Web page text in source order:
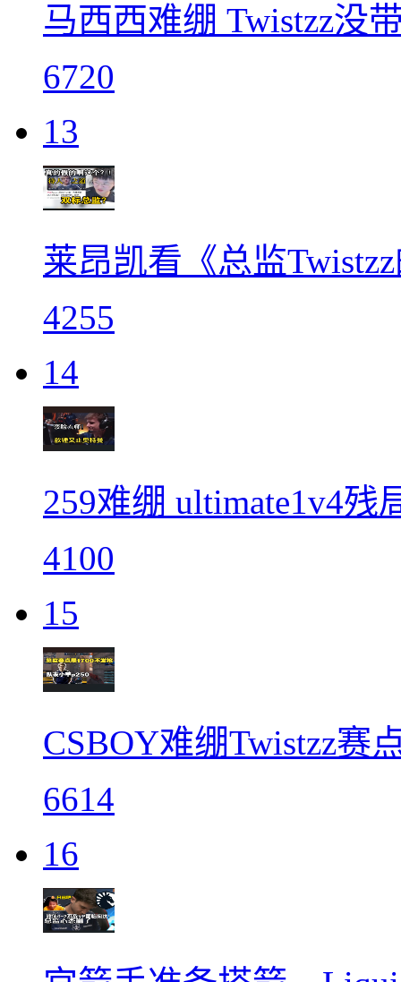
马西西难绷 Twistzz没
6720
13
莱昂凯看《总监
4255
14
259难绷 ultimate1v4残
4100
15
CSBOY难绷Twistzz赛
6614
16